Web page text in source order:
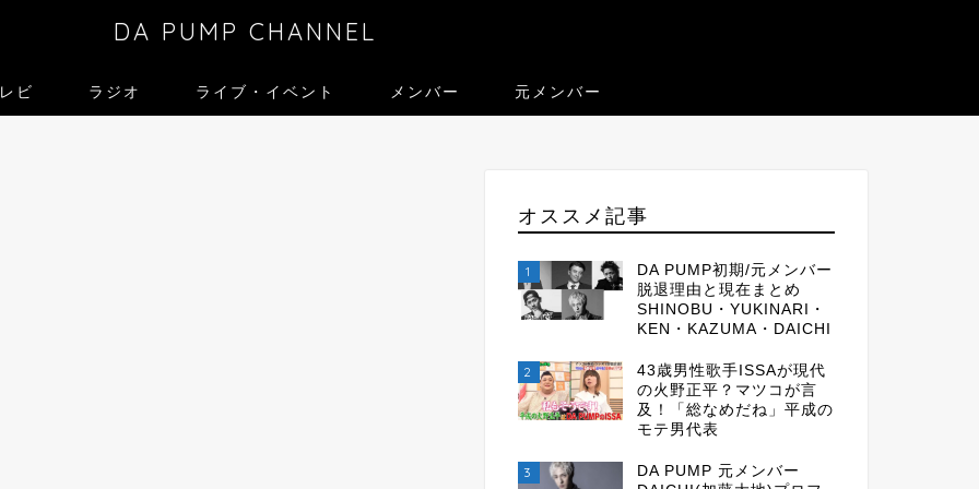
DA PUMP CHANNEL
ビ ラジオ ライブ・イベント メンバー 元メンバー
オススメ記事
1
DA PUMP初期/元メンバー
脱退理由と現在まとめ
SHINOBU・YUKINARI・
KEN・KAZUMA・DAICHI
2
43歳男性歌手ISSAが現代
の火野正平？マツコが言
及！「総なめだね」平成の
モテ男代表
3
DA PUMP 元メンバー